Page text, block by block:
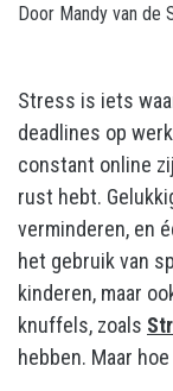
Door Mandy van de
Stress is iets
deadlines op
constant online
rust hebt.
verminderen, en
het gebruik van
kinderen, maar
knuffels, zoals
hebben. Maar